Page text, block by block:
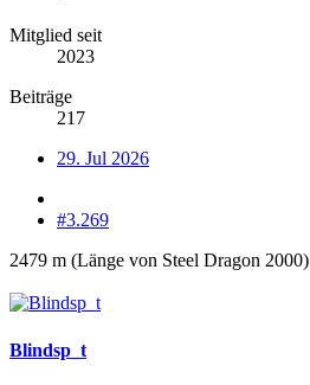
Mitglied seit
2023
Beiträge
217
29. Jul 2026
#3.269
2479 m (Länge von Steel Dragon 2000)
Blindsp_t